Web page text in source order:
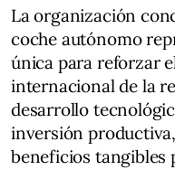
La organización
coche autónomo
única para reforzar
internacional de la
desarrollo
inversión
beneficios tangibles